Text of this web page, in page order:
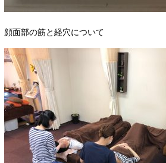
顔面部の筋と経穴について